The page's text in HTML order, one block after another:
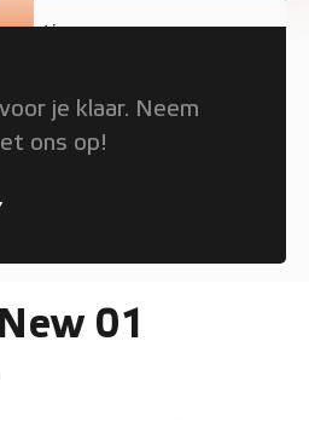
nodig?
je klaar. Neem
ons op!
01